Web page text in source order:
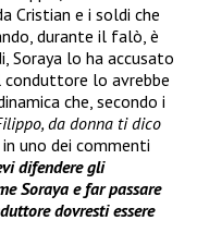
Cristian e i soldi che
durante il falò, è
Soraya lo ha accusato
lo avrebbe
che, secondo i
da donna ti dico
in uno dei commenti
difendere gli
Soraya e far passare
dovresti essere